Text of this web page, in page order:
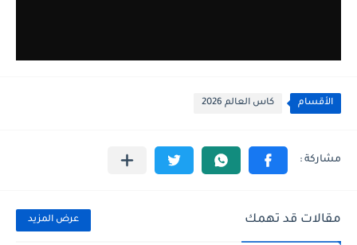
الأقسام كاس العالم 2026
مقالات قد تهمك عرض المزيد